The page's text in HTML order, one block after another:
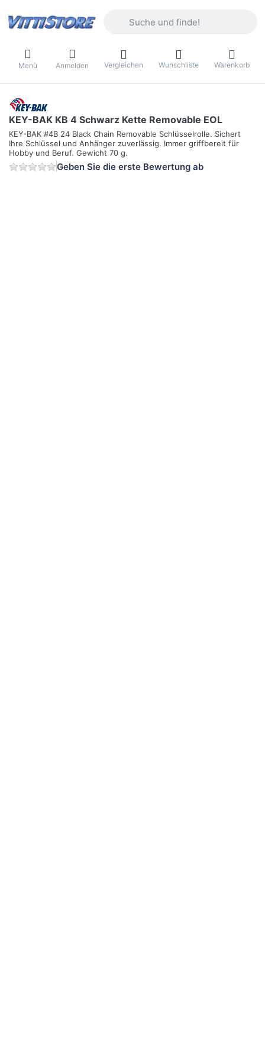
Menü Anmelden Vergleichen Wunschliste Warenkorb
KEY-BAK KB 4 Schwarz Kette Removable EOL
KEY-BAK #4B 24 Black Chain Removable Schlüsselrolle. Sichert
Ihre Schlüssel und Anhänger zuverlässig. Immer griffbereit für
Hobby und Beruf. Gewicht 70 g.
Geben Sie die erste Bewertung ab